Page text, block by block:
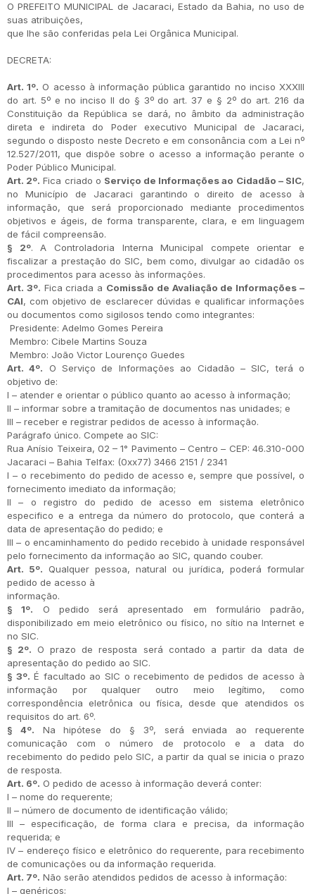
O PREFEITO MUNICIPAL de Jacaraci, Estado da Bahia, no uso de
suas atribuições,
que lhe são conferidas pela Lei Orgânica Municipal.
DECRETA:
Art. 1º. O acesso à informação pública garantido no inciso XXXIII
do art. 5º e no inciso II do § 3º do art. 37 e § 2º do art. 216 da
Constituição da República se dará, no âmbito da administração
direta e indireta do Poder executivo Municipal de Jacaraci,
segundo o disposto neste Decreto e em consonância com a Lei nº
12.527/2011, que dispõe sobre o acesso a informação perante o
Poder Público Municipal.
Art. 2º. Fica criado o Serviço de Informações ao Cidadão – SIC,
no Município de Jacaraci garantindo o direito de acesso à
informação, que será proporcionado mediante procedimentos
objetivos e ágeis, de forma transparente, clara, e em linguagem
de fácil compreensão.
§ 2º. A Controladoria Interna Municipal compete orientar e
fiscalizar a prestação do SIC, bem como, divulgar ao cidadão os
procedimentos para acesso às informações.
Art. 3º. Fica criada a Comissão de Avaliação de Informações –
CAI, com objetivo de esclarecer dúvidas e qualificar informações
ou documentos como sigilosos tendo como integrantes:
Presidente: Adelmo Gomes Pereira
Membro: Cibele Martins Souza
Membro: João Victor Lourenço Guedes
Art. 4º. O Serviço de Informações ao Cidadão – SIC, terá o
objetivo de:
I – atender e orientar o público quanto ao acesso à informação;
II – informar sobre a tramitação de documentos nas unidades; e
III – receber e registrar pedidos de acesso à informação.
Parágrafo único. Compete ao SIC:
Rua Anísio Teixeira, 02 – 1° Pavimento – Centro – CEP: 46.310-000
Jacaraci – Bahia Telfax: (0xx77) 3466 2151 / 2341
I – o recebimento do pedido de acesso e, sempre que possível, o
fornecimento imediato da informação;
II – o registro do pedido de acesso em sistema eletrônico
especifico e a entrega da número do protocolo, que conterá a
data de apresentação do pedido; e
III – o encaminhamento do pedido recebido à unidade responsável
pelo fornecimento da informação ao SIC, quando couber.
Art. 5º. Qualquer pessoa, natural ou jurídica, poderá formular
pedido de acesso à
informação.
§ 1º. O pedido será apresentado em formulário padrão,
disponibilizado em meio eletrônico ou físico, no sítio na Internet e
no SIC.
§ 2º. O prazo de resposta será contado a partir da data de
apresentação do pedido ao SIC.
§ 3º. É facultado ao SIC o recebimento de pedidos de acesso à
informação por qualquer outro meio legítimo, como
correspondência eletrônica ou física, desde que atendidos os
requisitos do art. 6º.
§ 4º. Na hipótese do § 3º, será enviada ao requerente
comunicação com o número de protocolo e a data do
recebimento do pedido pelo SIC, a partir da qual se inicia o prazo
de resposta.
Art. 6º. O pedido de acesso à informação deverá conter:
I – nome do requerente;
II – número de documento de identificação válido;
III – especificação, de forma clara e precisa, da informação
requerida; e
IV – endereço físico e eletrônico do requerente, para recebimento
de comunicações ou da informação requerida.
Art. 7º. Não serão atendidos pedidos de acesso à informação:
I – genéricos;